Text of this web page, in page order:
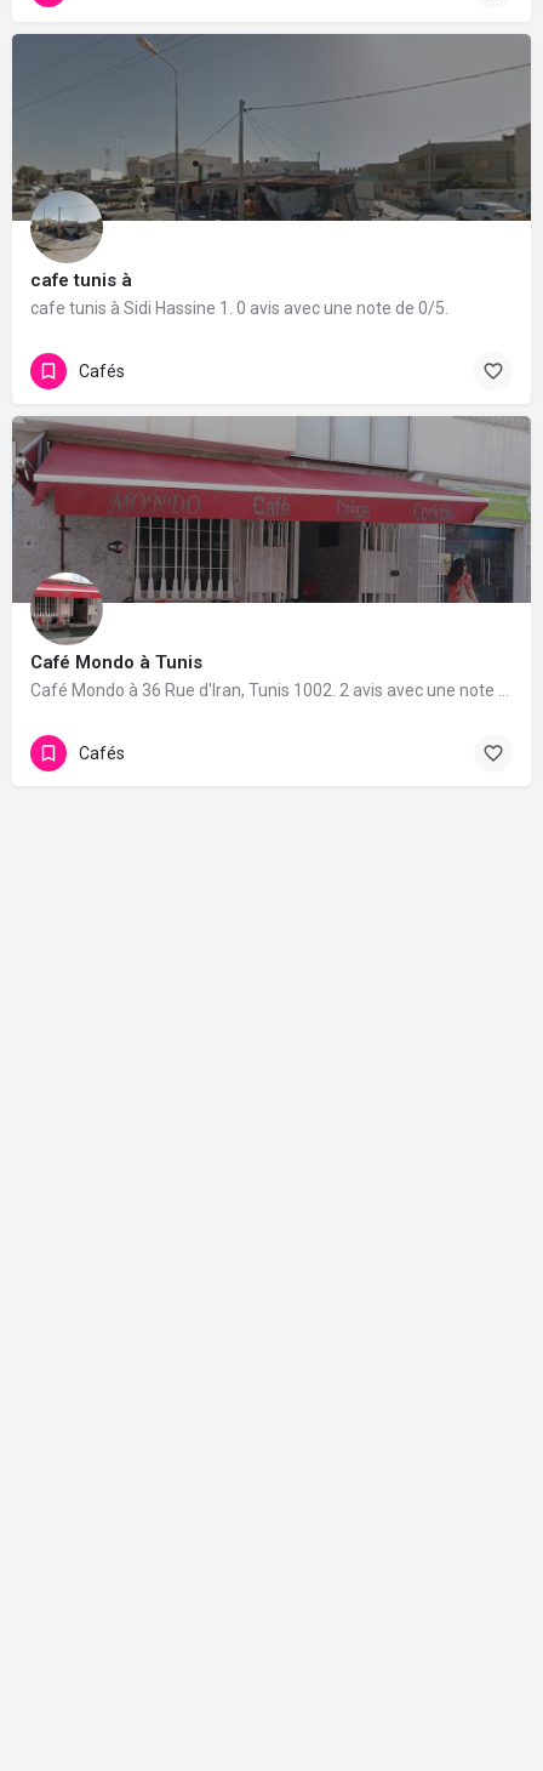
cafe tunis à
cafe tunis à Sidi Hassine 1. 0 avis avec une note de 0/5.
Cafés
Café Mondo à Tunis
Café Mondo à 36 Rue d'Iran, Tunis 1002. 2 avis avec une note de 5/5.
Cafés